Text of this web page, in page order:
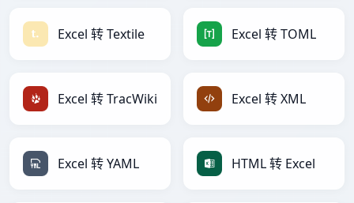
Excel 转 Textile Excel 转 TOML
Excel 转 TracWiki Excel 转 XML
Excel 转 YAML HTML 转 Excel